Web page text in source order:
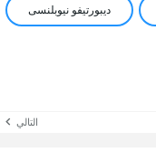
ديبورتيفو نيوبلنسى
التالي